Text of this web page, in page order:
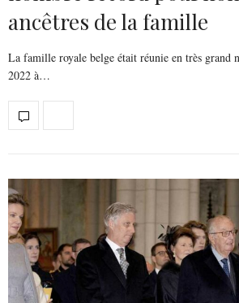
ancêtres de la famille
La famille royale belge était réunie en très grand
2022 à…